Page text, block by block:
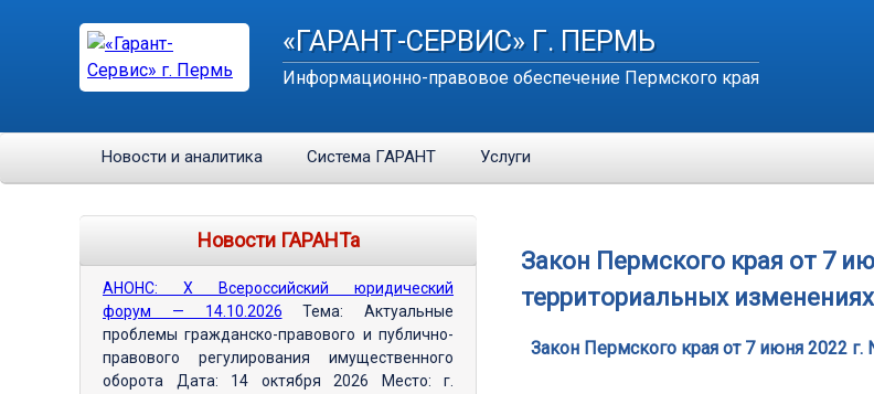
«ГАРАНТ-СЕРВИС» Г. ПЕРМЬ
Информационно-правовое обеспечение Пермского края
Новости и аналитика Система ГАРАНТ Услуги
Закон Пермского края от 7
территориальных
Закон Пермского края от 7 июня 2022
Новости ГАРАНТа
АНОНС: Х Всероссийский юридический
форум — 14.10.2026 Тема: Актуальные
проблемы гражданско-правового и публично-
правового регулирования имущественного
оборота Дата: 14 октября 2026 Место: г.